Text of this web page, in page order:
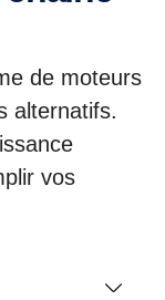
de moteurs
alternatifs.
vos